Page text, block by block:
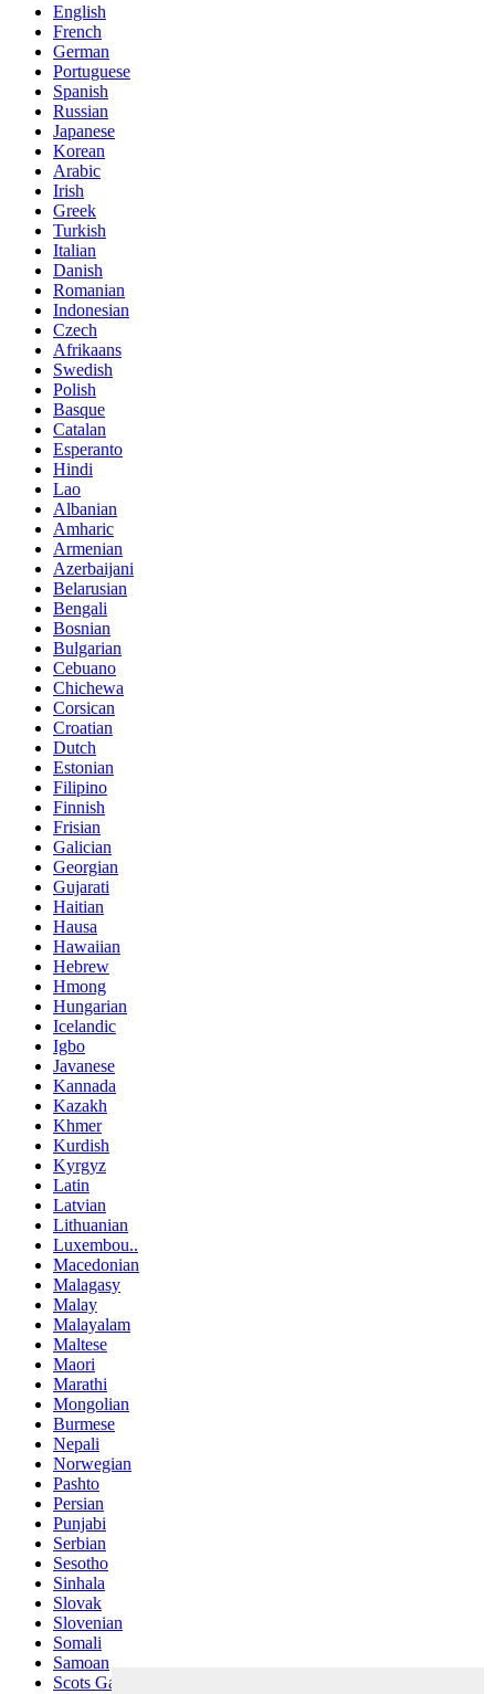
English
French
German
Portuguese
Spanish
Russian
Japanese
Korean
Arabic
Irish
Greek
Turkish
Italian
Danish
Romanian
Indonesian
Czech
Afrikaans
Swedish
Polish
Basque
Catalan
Esperanto
Hindi
Lao
Albanian
Amharic
Armenian
Azerbaijani
Belarusian
Bengali
Bosnian
Bulgarian
Cebuano
Chichewa
Corsican
Croatian
Dutch
Estonian
Filipino
Finnish
Frisian
Galician
Georgian
Gujarati
Haitian
Hausa
Hawaiian
Hebrew
Hmong
Hungarian
Icelandic
Igbo
Javanese
Kannada
Kazakh
Khmer
Kurdish
Kyrgyz
Latin
Latvian
Lithuanian
Luxembou..
Macedonian
Malagasy
Malay
Malayalam
Maltese
Maori
Marathi
Mongolian
Burmese
Nepali
Norwegian
Pashto
Persian
Punjabi
Serbian
Sesotho
Sinhala
Slovak
Slovenian
Somali
Samoan
Scots Gaelic